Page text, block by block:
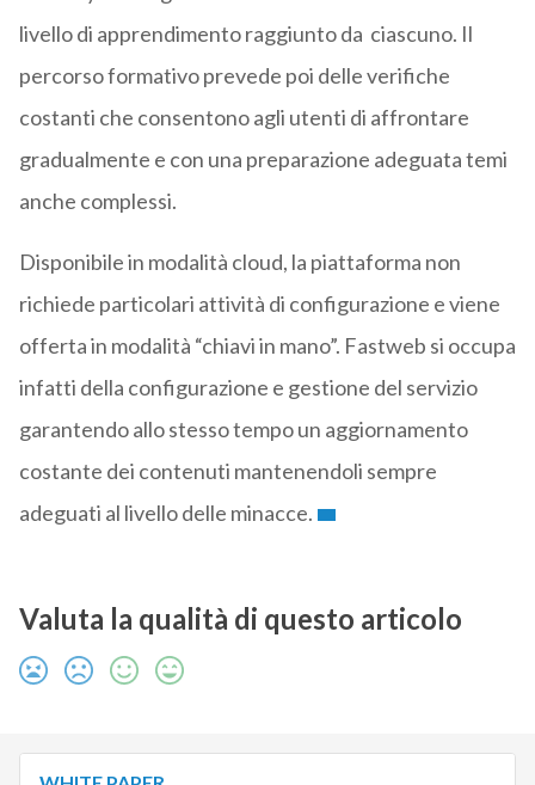
livello di apprendimento raggiunto da ciascuno. Il
percorso formativo prevede poi delle verifiche
costanti che consentono agli utenti di affrontare
gradualmente e con una preparazione adeguata temi
anche complessi.
Disponibile in modalità cloud, la piattaforma non
richiede particolari attività di configurazione e viene
offerta in modalità “chiavi in mano”. Fastweb si occupa
infatti della configurazione e gestione del servizio
garantendo allo stesso tempo un aggiornamento
costante dei contenuti mantenendoli sempre
adeguati al livello delle minacce.
Valuta la qualità di questo articolo